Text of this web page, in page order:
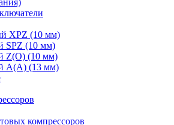
XPZ (10 мм)
SPZ (10 мм)
Z(О) (10 мм)
А(А) (13 мм)
компрессоров